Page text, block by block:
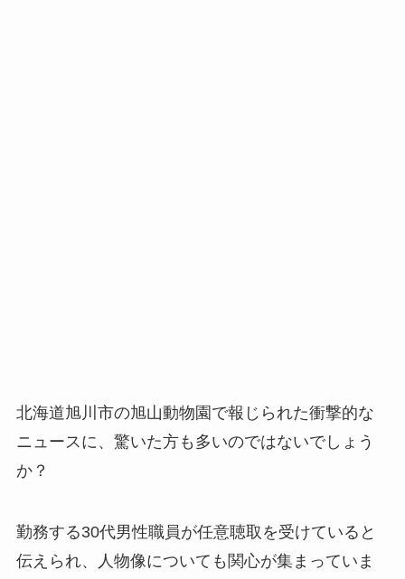
北海道旭川市の旭山動物園で報じられた衝撃的な
ニュースに、驚いた方も多いのではないでしょう
か？
勤務する30代男性職員が任意聴取を受けていると
伝えられ、人物像についても関心が集まっていま